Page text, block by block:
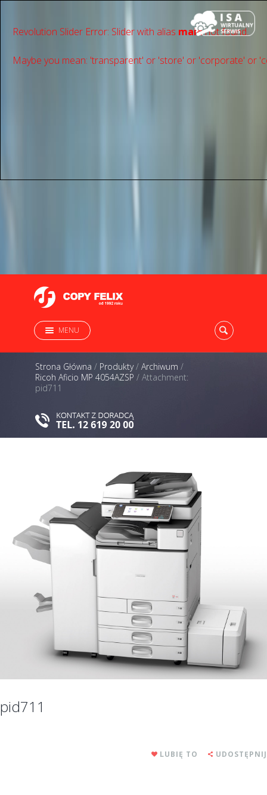
Revolution Slider Error: Slider with alias mainnot found.
Maybe you mean: 'transparent' or 'store' or 'сorporate' or
MENU
Strona Główna / Produkty/ Archiwum /
Ricoh Aficio MP 4054AZSP / Attachment:
pid711
pid711
LUBIĘ TO UDOSTĘPNIJ